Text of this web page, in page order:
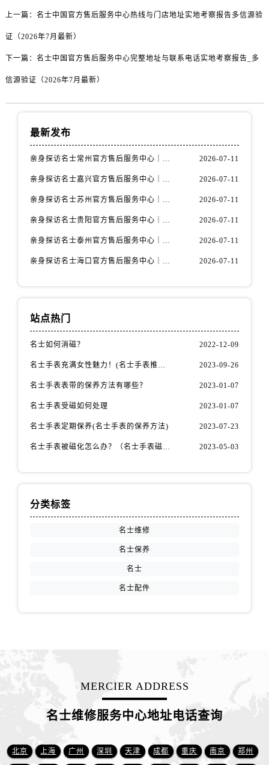
海南省东方市八所镇解放西路名士售后服务中心（需提前预约）
海南省文昌市文城镇教育东路名士售后服务中心（需提前预约）
河南省洛阳市西工区中州中路与解放路交叉口名士售后服务中心（需提前预约）
河南省周口市川汇区七一路名士售后服务中心（需提前预约）
湖南省娄底市娄星区长青街名士售后服务中心（需提前预约）
上一篇： 名士中国官方售后服务中心热线与门店地址实地考察报告多信源验
证（2026年7月最新）
下一篇： 名士中国官方售后服务中心完整地址与联系电话实地考察报告_多
信源验证（2026年7月最新）
最新发布
亲身探访名士常州官方售后服务中心｜全新官方服务电话与地址（2026年7月最新） 2026-07-11
亲身探访名士嘉兴官方售后服务中心｜全新地址和售后电话（2026年7月最新） 2026-07-11
亲身探访名士苏州官方售后服务中心｜服务热线与门店详细地址（2026年7月最新） 2026-07-11
亲身探访名士贵阳官方售后服务中心｜网点地址与电话（2026年7月最新） 2026-07-11
亲身探访名士泰州官方售后服务中心｜最新网点地址及热线（2026年7月最新） 2026-07-11
亲身探访名士海口官方售后服务中心｜全部地址与售后电话（2026年7月最新） 2026-07-11
站点热门
名士如何消磁？ 2022-12-09
名士手表充满女性魅力！(名士手表推荐！) 2023-09-26
名士手表表带的保养方法有哪些？ 2023-01-07
名士手表受磁如何处理 2023-01-07
名士手表定期保养(名士手表的保养方法) 2023-07-23
名士手表被磁化怎么办？（名士手表磁化处理方法） 2023-05-03
分类标签
名士维修
名士保养
名士
名士配件
MERCIER ADDRESS
名士维修服务中心地址电话查询
北京 上海 广州 深圳 天津 成都 重庆 南京 郑州